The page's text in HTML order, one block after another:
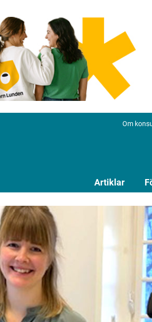
Om
Artiklar